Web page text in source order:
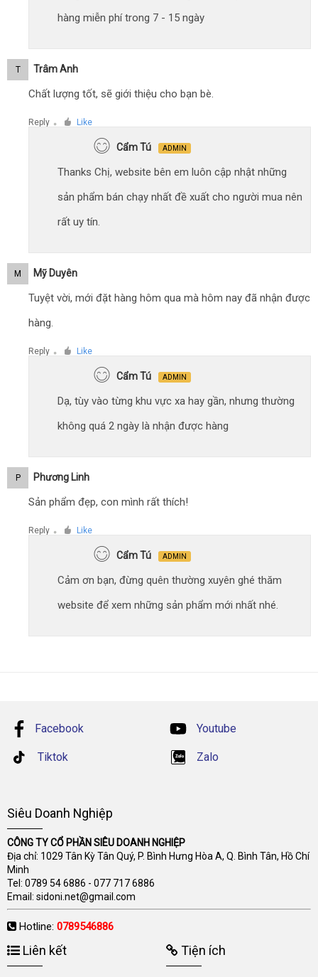
hàng miễn phí trong 7 - 15 ngày
T Trâm Anh
Chất lượng tốt, sẽ giới thiệu cho bạn bè.
Reply ● Like
Cẩm Tú ADMIN
Thanks Chị, website bên em luôn cập nhật những
sản phẩm bán chạy nhất đề xuất cho người mua nên
rất uy tín.
M Mỹ Duyên
Tuyệt vời, mới đặt hàng hôm qua mà hôm nay đã nhận được
hàng.
Reply ● Like
Cẩm Tú ADMIN
Dạ, tùy vào từng khu vực xa hay gần, nhưng thường
không quá 2 ngày là nhận được hàng
P Phương Linh
Sản phẩm đẹp, con mình rất thích!
Reply ● Like
Cẩm Tú ADMIN
Cảm ơn bạn, đừng quên thường xuyên ghé thăm
website để xem những sản phẩm mới nhất nhé.
Facebook Youtube
Tiktok Zalo
Siêu Doanh Nghiệp
CÔNG TY CỔ PHẦN SIÊU DOANH NGHIỆP
Địa chỉ: 1029 Tân Kỳ Tân Quý, P. Bình Hưng Hòa A, Q. Bình Tân, Hồ Chí
Minh
Tel: 0789 54 6886 - 077 717 6886
Email: sidoni.net@gmail.com
Hotline: 0789546886
Liên kết Tiện ích